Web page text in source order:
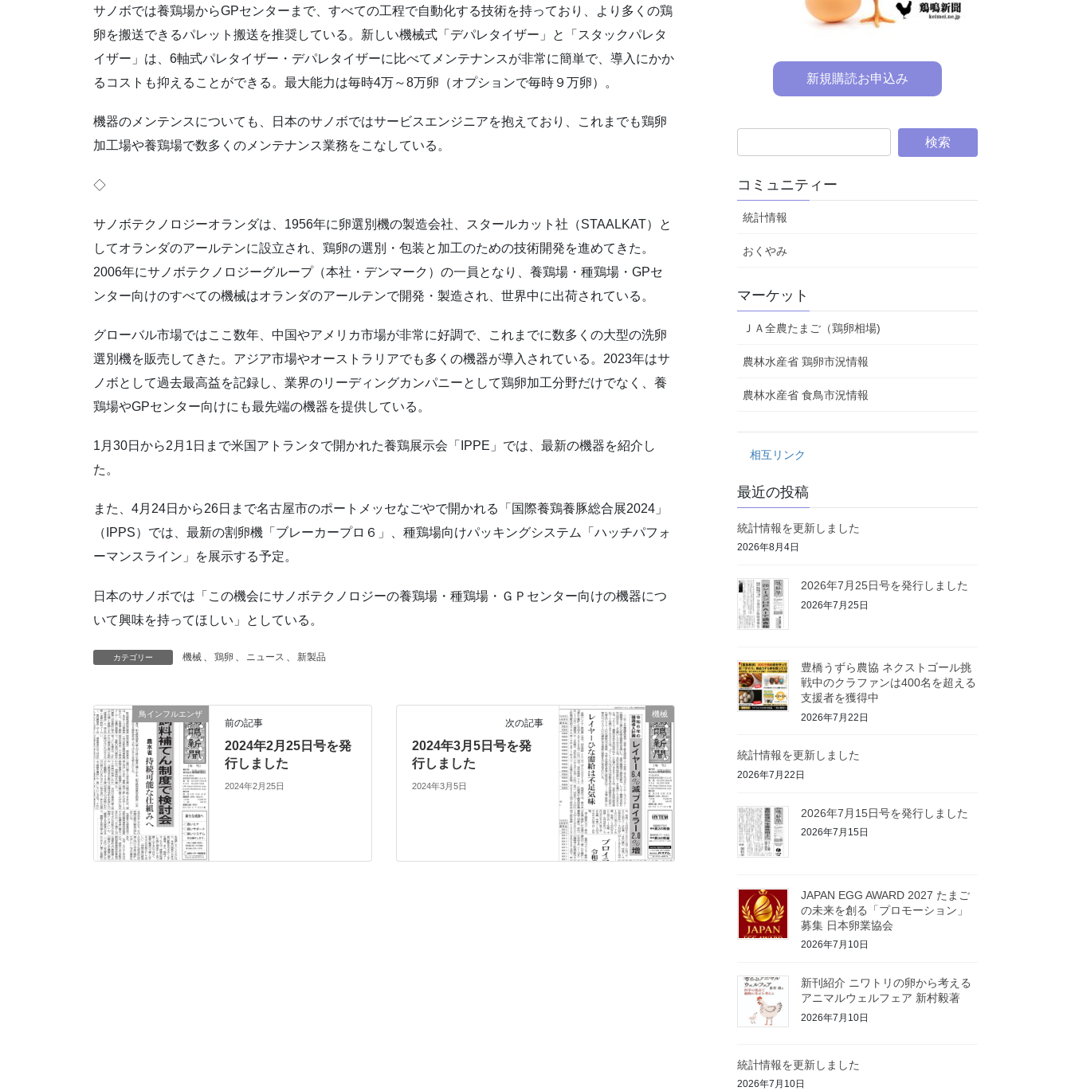
サノボでは養鶏場からGPセンターまで、すべての工程で自動化する技術を持っており、より多くの鶏
卵を搬送できるパレット搬送を推奨している。新しい機械式「デパレタイザー」と「スタックパレタ
イザー」は、6軸式パレタイザー・デパレタイザーに比べてメンテナンスが非常に簡単で、導入にかか
るコストも抑えることができる。最大能力は毎時4万～8万卵（オプションで毎時９万卵）。
機器のメンテンスについても、日本のサノボではサービスエンジニアを抱えており、これまでも鶏卵
加工場や養鶏場で数多くのメンテナンス業務をこなしている。
◇
サノボテクノロジーオランダは、1956年に卵選別機の製造会社、スタールカット社（STAALKAT）と
してオランダのアールテンに設立され、鶏卵の選別・包装と加工のための技術開発を進めてきた。
2006年にサノボテクノロジーグループ（本社・デンマーク）の一員となり、養鶏場・種鶏場・GPセ
ンター向けのすべての機械はオランダのアールテンで開発・製造され、世界中に出荷されている。
グローバル市場ではここ数年、中国やアメリカ市場が非常に好調で、これまでに数多くの大型の洗卵
選別機を販売してきた。アジア市場やオーストラリアでも多くの機器が導入されている。2023年はサ
ノボとして過去最高益を記録し、業界のリーディングカンパニーとして鶏卵加工分野だけでなく、養
鶏場やGPセンター向けにも最先端の機器を提供している。
1月30日から2月1日まで米国アトランタで開かれた養鶏展示会「IPPE」では、最新の機器を紹介し
た。
また、4月24日から26日まで名古屋市のポートメッセなごやで開かれる「国際養鶏養豚総合展2024」
（IPPS）では、最新の割卵機「ブレーカープロ６」、種鶏場向けパッキングシステム「ハッチパフォ
ーマンスライン」を展示する予定。
日本のサノボでは「この機会にサノボテクノロジーの養鶏場・種鶏場・ＧＰセンター向けの機器につ
いて興味を持ってほしい」としている。
カテゴリー 機械 鶏卵 ニュース 新製品
鳥インフルエンザ
前の記事
2024年2月25日号を発
行しました
2024年2月25日
機械
次の記事
2024年3月5日号を発
行しました
2024年3月5日
新規購読お申込み
コミュニティー
統計情報
おくやみ
マーケット
ＪＡ全農たまご（鶏卵相場)
農林水産省 鶏卵市況情報
農林水産省 食鳥市況情報
相互リンク
最近の投稿
統計情報を更新しました
2026年8月4日
2026年7月25日号を発行しました
2026年7月25日
豊橋うずら農協 ネクストゴール挑
戦中のクラファンは400名を超える
支援者を獲得中
2026年7月22日
統計情報を更新しました
2026年7月22日
2026年7月15日号を発行しました
2026年7月15日
JAPAN EGG AWARD 2027 たまご
の未来を創る「プロモーション」
募集 日本卵業協会
2026年7月10日
新刊紹介 ニワトリの卵から考える
アニマルウェルフェア 新村毅著
2026年7月10日
統計情報を更新しました
2026年7月10日